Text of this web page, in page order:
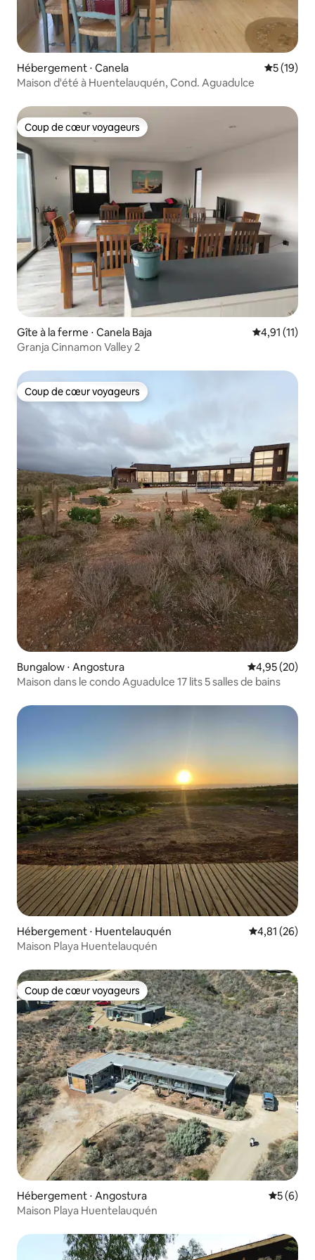
Hébergement ⋅ Canela
5 (19)
Maison d'été à Huentelauquén, Cond. Aguadulce
Coup de cœur voyageurs
Coup de cœur voyageurs
Gîte à la ferme ⋅ Canela Baja Évaluation
4,91 (11)
Granja Cinnamon Valley 2
Coup de cœur voyageurs
Coup de cœur voyageurs
Bungalow ⋅ Angostura Évaluation
4,95 (20)
Maison dans le condo Aguadulce 17 lits 5 salles de bains
Hébergement ⋅ Huentelauquén Évaluation
4,81 (26)
Maison Playa Huentelauquén
Coup de cœur voyageurs
Coup de cœur voyageurs
Hébergement ⋅ Angostura
5 (6)
Maison Playa Huentelauquén